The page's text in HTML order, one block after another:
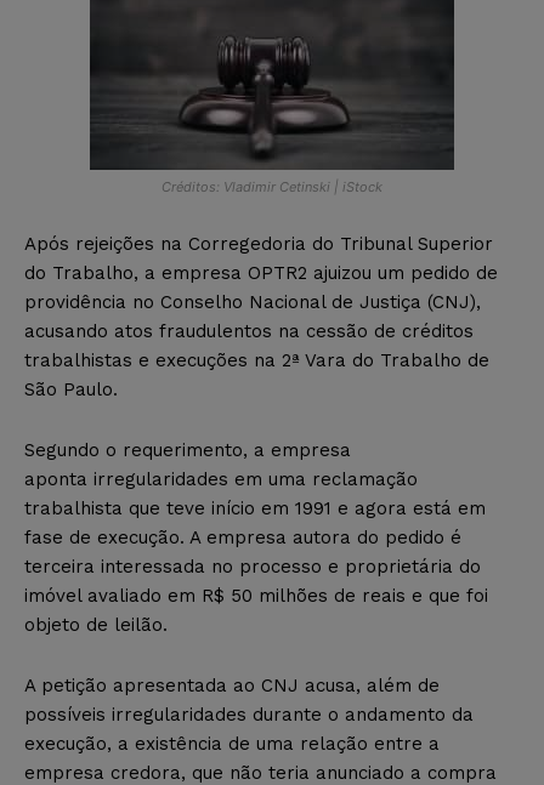
Créditos: Vladimir Cetinski | iStock
Após rejeições na Corregedoria do Tribunal Superior
do Trabalho, a empresa OPTR2 ajuizou um pedido de
providência no Conselho Nacional de Justiça (CNJ),
acusando atos fraudulentos na cessão de créditos
trabalhistas e execuções na 2ª Vara do Trabalho de
São Paulo.
Segundo o requerimento, a empresa
aponta irregularidades em uma reclamação
trabalhista que teve início em 1991 e agora está em
fase de execução. A empresa autora do pedido é
terceira interessada no processo e proprietária do
imóvel avaliado em R$ 50 milhões de reais e que foi
objeto de leilão.
A petição apresentada ao CNJ acusa, além de
possíveis irregularidades durante o andamento da
execução, a existência de uma relação entre a
empresa credora, que não teria anunciado a compra